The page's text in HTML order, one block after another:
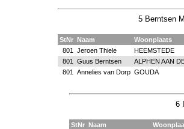
5 Berntsen
StNr Naam
Woonplaats
801
Jeroen Thiele
HEEMSTEDE
801
Guus Berntsen
ALPHEN AAN
801
Annelies van Dorp GOUDA
6
StNr Naam